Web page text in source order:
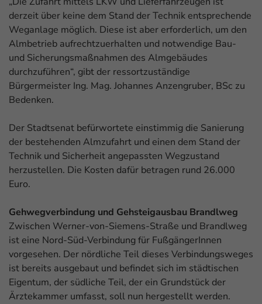
derzeit über keine dem Stand der Technik entsprechende
Weganlage möglich. Diese ist aber erforderlich, um den
Almbetrieb aufrechtzuerhalten und notwendige Bau-
und Sicherungsmaßnahmen des Almgebäudes
durchzuführen“, gibt der ressortzuständige
Bürgermeister Ing. Mag. Johannes Anzengruber, BSc zu
Bedenken.
Der Stadtsenat befürwortete einstimmig die Sanierung
der bestehenden Almzufahrt und einen dem Stand der
Technik und Sicherheit angepassten Wegzustand
herzustellen. Die Kosten dafür betragen rund 26.000
Euro.
Gehwegverbindung und Gehsteigausbau Brandlweg
Zwischen Werner-von-Siemens-Straße und Brandlweg
ist eine Nord-Süd-Verbindung für FußgängerInnen
vorgesehen. Der nördliche Teil dieses Verbindungsweges
ist bereits ausgebaut und befindet sich im städtischen
Eigentum, der südliche Teil, der ein Grundstück der
Ärztekammer umfasst, soll nun hergestellt werden.